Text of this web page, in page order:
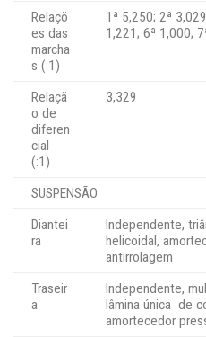
Relaçõ
es das
marcha
s (:1)
1ª 5,250; 2ª
1,221; 6ª 1,000;
Relaçã
o de
diferen
cial
(:1)
3,329
SUSPENSÃO
Diantei
ra
Independente,
helicoidal,
antirrolagem
Traseir
a
Independente,
lâmina única de
amortecedor